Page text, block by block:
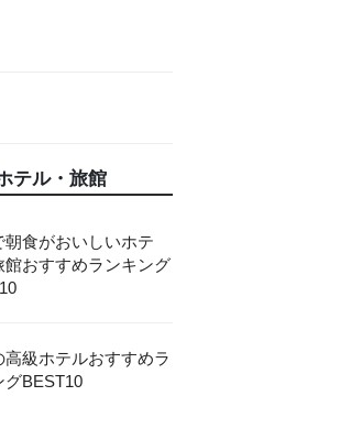
テル・旅館
朝食がおいしいホテ
館おすすめランキング
高級ホテルおすすめラ
グBEST10